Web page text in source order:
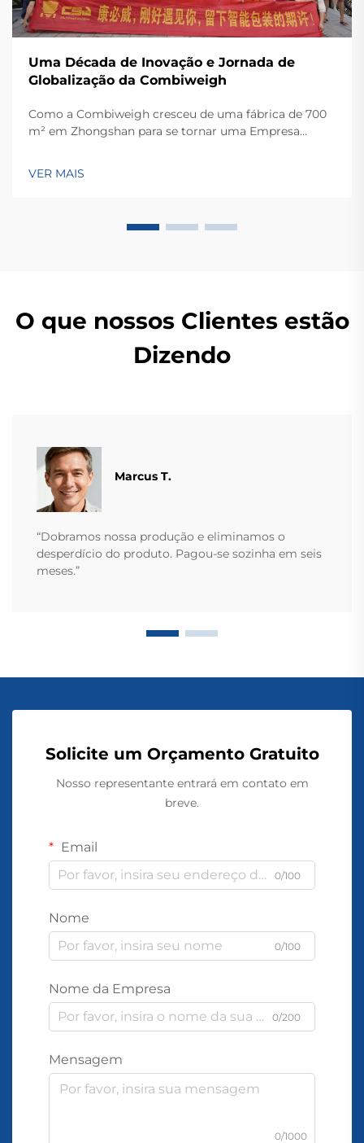
Uma Década de Inovação e Jornada de
Globalização da Combiweigh
Como a Combiweigh cresceu de uma fábrica de 700
m² em Zhongshan para se tornar uma Empresa
pesagem — solicite ainda hoje uma consulta global
VER MAIS
O que nossos Clientes estão
Dizendo
Marcus T.
“Dobramos nossa produção e eliminamos o
desperdício do produto. Pagou-se sozinha em seis
meses.”
Solicite um Orçamento Gratuito
Nosso representante entrará em contato em
breve.
Email
0/100
Nome
0/100
Nome da Empresa
0/200
Mensagem
0/1000